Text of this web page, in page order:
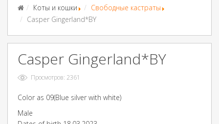
Коты и кошки
Свободные кастраты
Casper Gingerland*BY
Casper Gingerland*BY
Просмотров: 2361
Color as 09(Blue silver with white)
Male